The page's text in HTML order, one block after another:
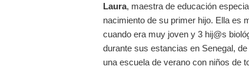
Laura, maestra de educación
nacimiento de su primer hijo. Ella es
cuando era muy joven y 3 hij@s
durante sus estancias en Senegal,
una escuela de verano con niños de